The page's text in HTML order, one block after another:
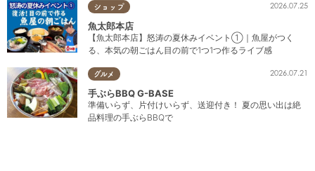
ショップ 2026.07.25
魚太郎本店
【魚太郎本店】怒涛の夏休みイベント①｜魚屋がつく
る、本気の朝ごはん目の前で1つ1つ作るライブ感
グルメ 2026.07.21
手ぶらBBQ G-BASE
準備いらず、片付けいらず、送迎付き！ 夏の思い出は絶
品料理の手ぶらBBQで